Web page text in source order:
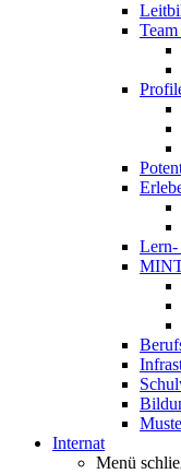
Internat
Menü